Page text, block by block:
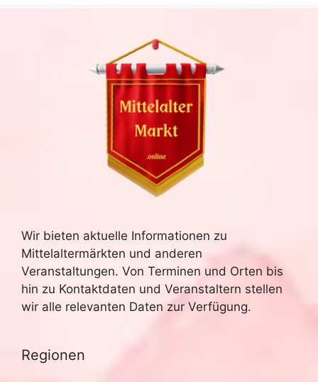
Wir bieten aktuelle Informationen zu
Mittelaltermärkten und anderen
Veranstaltungen. Von Terminen und Orten bis
hin zu Kontaktdaten und Veranstaltern stellen
wir alle relevanten Daten zur Verfügung.
Regionen